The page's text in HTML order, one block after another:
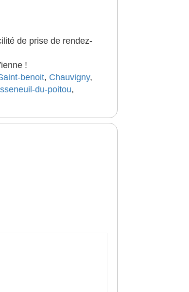
de prise de rendez-
!
benoit, Chauvigny,
du-poitou,